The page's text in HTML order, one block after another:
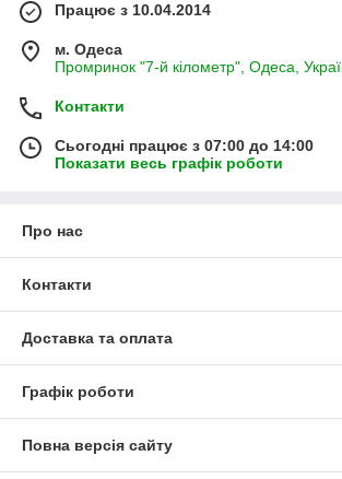
Працює з 10.04.2014
м. Одеса
Промринок "7-й кілометр", Одеса,
Контакти
Сьогодні працює з 07:00 до 14:00
Показати весь графік роботи
Про нас
Контакти
Доставка та оплата
Графік роботи
Повна версія сайту